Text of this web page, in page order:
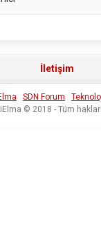
İletişim
SDN Forum
© 2018 - Tüm